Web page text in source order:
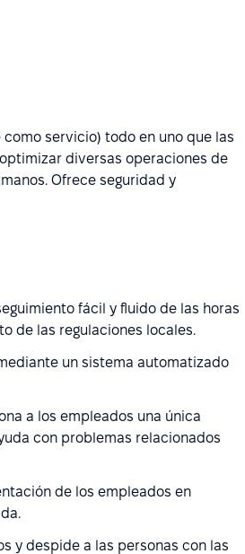
como servicio) todo en uno que las
optimizar diversas operaciones de
Ofrece seguridad y
fácil y fluido de las horas
de las regulaciones locales.
un sistema automatizado
a los empleados una única
con problemas relacionados
de los empleados en
y despide a las personas con las